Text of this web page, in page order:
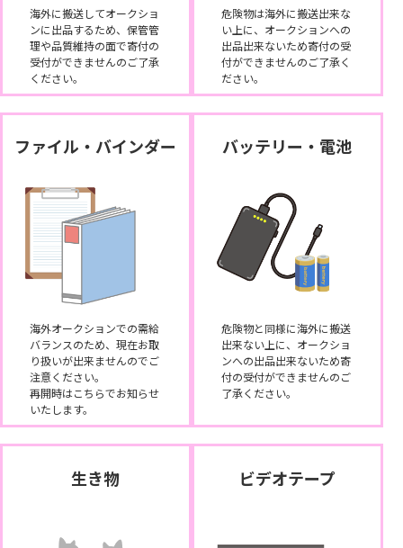
海外に搬送してオークショ
ンに出品するため、保管管
理や品質維持の面で寄付の
受付ができませんのご了承
ください。
危険物は海外に搬送出来な
い上に、オークションへの
出品出来ないため寄付の受
付ができませんのご了承く
ださい。
ファイル・バインダー
海外オークションでの需給
バランスのため、現在お取
り扱いが出来ませんのでご
注意ください。
再開時はこちらでお知らせ
いたします。
バッテリー・電池
危険物と同様に海外に搬送
出来ない上に、オークショ
ンへの出品出来ないため寄
付の受付ができませんのご
了承ください。
生き物 ビデオテープ